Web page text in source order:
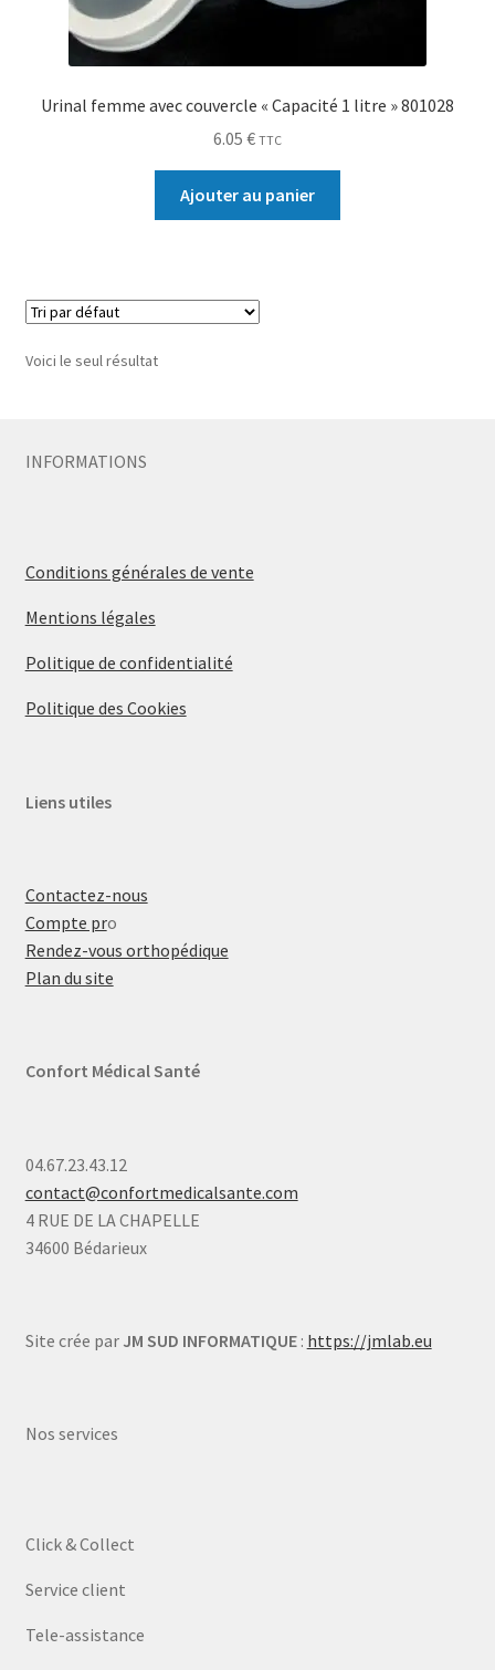
Urinal femme avec couvercle « Capacité 1 litre » 801028
6.05 € TTC
Ajouter au panier
Voici le seul résultat
INFORMATIONS
Conditions générales de vente
Mentions légales
Politique de confidentialité
Politique des Cookies
Liens utiles
Contactez-nous
Compte pro
Rendez-vous orthopédique
Plan du site
Confort Médical Santé
04.67.23.43.12
contact@confortmedicalsante.com
4 RUE DE LA CHAPELLE
34600 Bédarieux
Site crée par JM SUD INFORMATIQUE: https://jmlab.eu
Nos services
Click & Collect
Service client
Tele-assistance